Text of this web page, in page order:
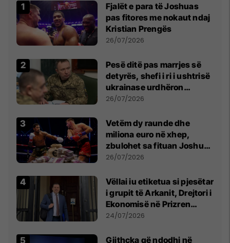
Fjalët e para të Joshuas
pas fitores me nokaut ndaj
Kristian Prengës
26/07/2026
Pesë ditë pas marrjes së
detyrës, shefi i ri i ushtrisë
ukrainase urdhëron
kontroll të madh
26/07/2026
Vetëm dy raunde dhe
miliona euro në xhep,
zbulohet sa fituan Joshua
e Prenga
26/07/2026
Vëllai iu etiketua si pjesëtar
i grupit të Arkanit, Drejtori i
Ekonomisë në Prizren
mohon pretendimet
24/07/2026
Gjithçka që ndodhi në